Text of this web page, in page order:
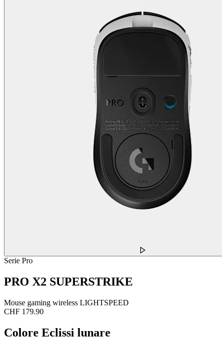
Serie Pro
PRO X2 SUPERSTRIKE
Mouse gaming wireless LIGHTSPEED
CHF 179.90
Colore Eclissi lunare